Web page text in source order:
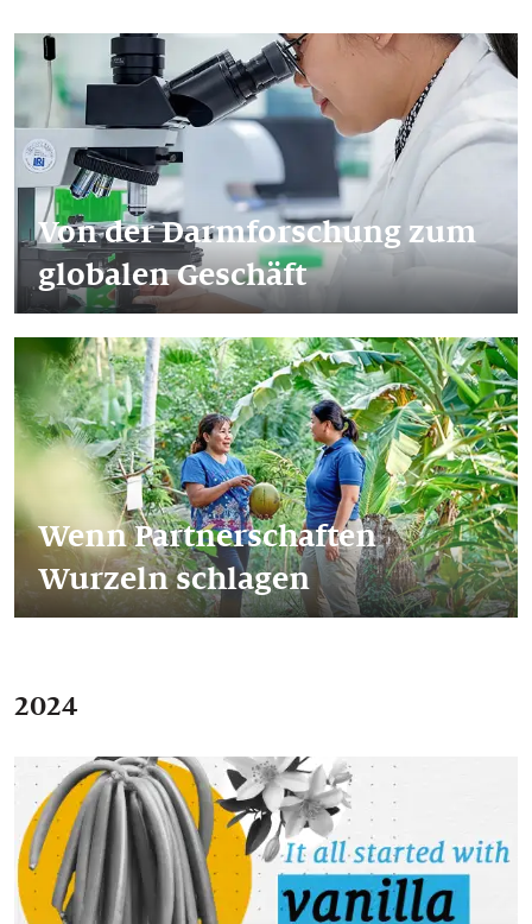
Von der Darmforschung zum
globalen Geschäft
Wenn Partnerschaften
Wurzeln schlagen
2024